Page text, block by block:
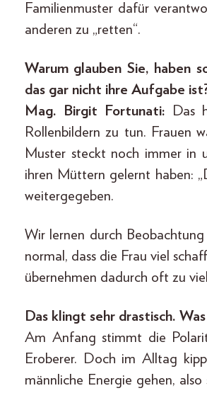
Familienmuster dafür
anderen zu „retten“.
Warum glauben Sie, haben
das gar nicht ihre Aufgabe
Mag. Birgit Fortunati: Das
Rollenbildern zu tun. Frauen
Muster steckt noch immer in
ihren Müttern gelernt haben:
weitergegeben.
Wir lernen durch
normal, dass die Frau viel
übernehmen dadurch oft zu
Das klingt sehr drastisch.
Am Anfang stimmt die
Eroberer. Doch im Alltag
männliche Energie gehen,